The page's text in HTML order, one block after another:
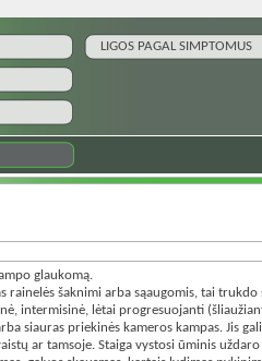
LIGOS PAGAL SIMPTOMUS
glaukomą.
rainelės šaknimi arba sąaugomis, tai trukdo
intermisinė, lėtai progresuojanti
siauras priekinės kameros kampas. Jis
ar tamsoje. Staiga vystosi ūminis